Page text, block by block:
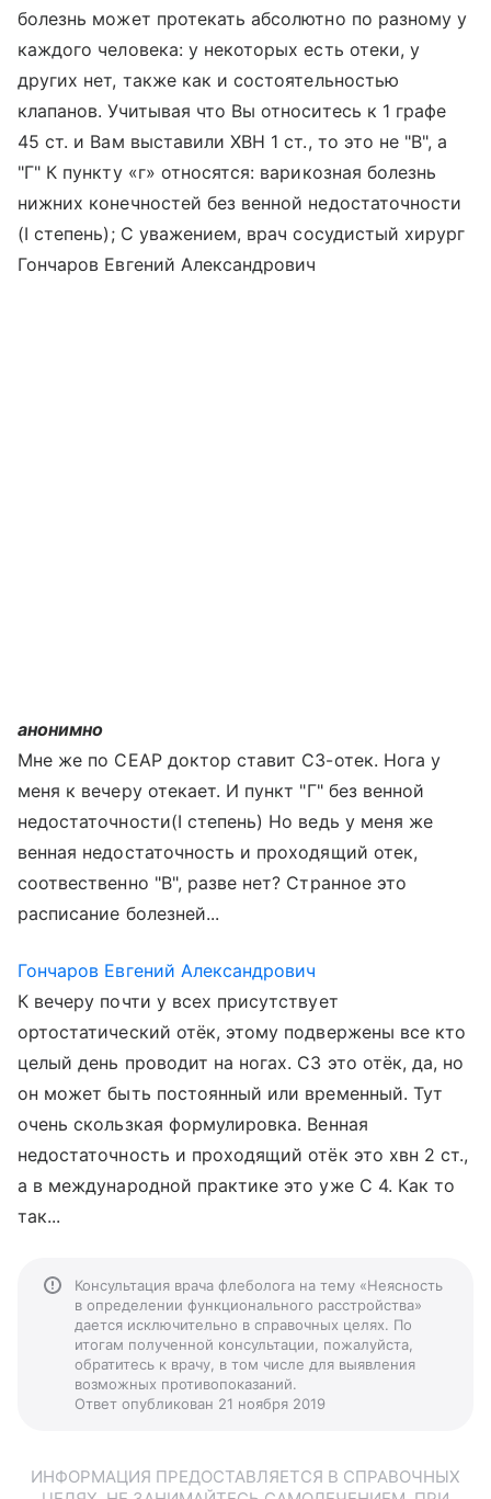
болезнь может протекать абсолютно по разному у
каждого человека: у некоторых есть отеки, у
других нет, также как и состоятельностью
клапанов. Учитывая что Вы относитесь к 1 графе
45 ст. и Вам выставили ХВН 1 ст., то это не "В", а
"Г" К пункту «г» относятся: варикозная болезнь
нижних конечностей без венной недостаточности
(I степень); С уважением, врач сосудистый хирург
Гончаров Евгений Александрович
анонимно
Мне же по CEAP доктор ставит C3-отек. Нога у
меня к вечеру отекает. И пункт "Г" без венной
недостаточности(I степень) Но ведь у меня же
венная недостаточность и проходящий отек,
соотвественно "В", разве нет? Странное это
расписание болезней...
Гончаров Евгений Александрович
К вечеру почти у всех присутствует
ортостатический отёк, этому подвержены все кто
целый день проводит на ногах. С3 это отёк, да, но
он может быть постоянный или временный. Тут
очень скользкая формулировка. Венная
недостаточность и проходящий отёк это хвн 2 ст.,
а в международной практике это уже С 4. Как то
так...
Консультация врача флеболога на тему «Неясность
в определении функционального расстройства»
дается исключительно в справочных целях. По
итогам полученной консультации, пожалуйста,
обратитесь к врачу, в том числе для выявления
возможных противопоказаний.
Ответ опубликован 21 ноября 2019
ИНФОРМАЦИЯ ПРЕДОСТАВЛЯЕТСЯ В СПРАВОЧНЫХ